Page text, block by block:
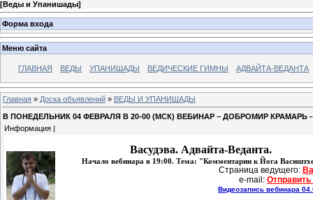
[Веды и Упанишады]
Форма входа
Меню сайта
ГЛАВНАЯ ВЕДЫ УПАНИШАДЫ ВЕДИЧЕСКИЕ ГИМНЫ АДВАЙТА-ВЕДАНТА
Главная » Доска объявлений » ВЕДЫ И УПАНИШАДЫ
В ПОНЕДЕЛЬНИК 04 ФЕВРАЛЯ В 20-00 (МСК) ВЕБИНАР – ДОБРОМИР
Информация |
Васудэва. Адвайта-Веданта.
Начало вебинара в 19:00. Тема: "Комментарии к Йога
Страница ведущего:
e-mail:
Видеозапись вебинара